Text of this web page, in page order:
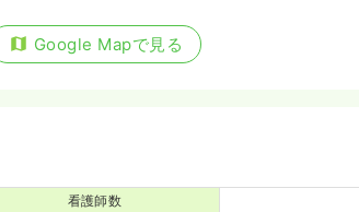
Google Mapで見る
看護師数